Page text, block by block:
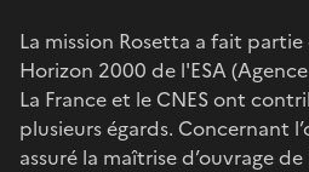
La mission Rosetta a fait
Horizon 2000 de l'ESA
La France et le CNES ont
plusieurs égards. Concernant
assuré la maîtrise d’ouvrage